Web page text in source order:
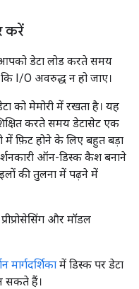
करें
डेटा लोड करते समय
I/O अवरुद्ध न हो जाए।
को मेमोरी में रखता है। यह
करते समय डेटासेट एक
फ़िट होने के लिए बहुत बड़ा
ऑन-डिस्क कैश बनाने
की तुलना में पढ़ने में
और मॉडल
मार्गदर्शिका में डिस्क पर डेटा
सकते हैं।